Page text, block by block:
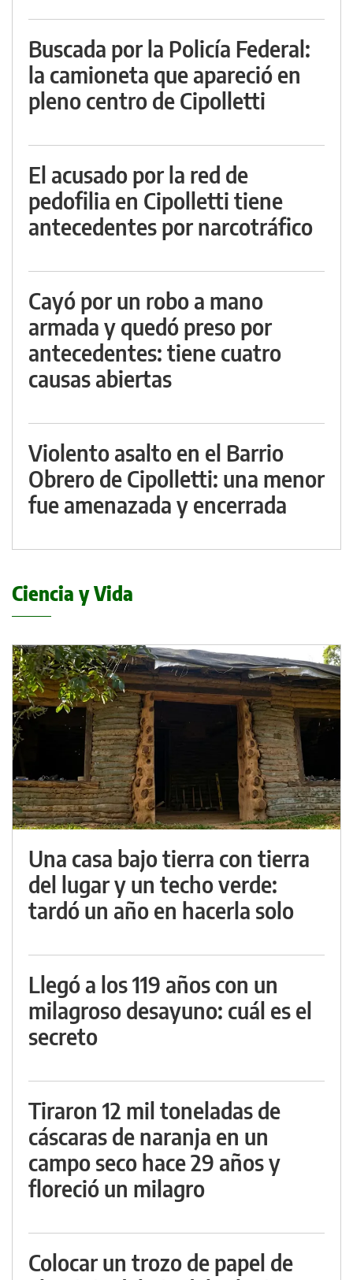
Buscada por la Policía Federal:
la camioneta que apareció en
pleno centro de Cipolletti
El acusado por la red de
pedofilia en Cipolletti tiene
antecedentes por narcotráfico
Cayó por un robo a mano
armada y quedó preso por
antecedentes: tiene cuatro
causas abiertas
Violento asalto en el Barrio
Obrero de Cipolletti: una menor
fue amenazada y encerrada
Ciencia y Vida
Una casa bajo tierra con tierra
del lugar y un techo verde:
tardó un año en hacerla solo
Llegó a los 119 años con un
milagroso desayuno: cuál es el
secreto
Tiraron 12 mil toneladas de
cáscaras de naranja en un
campo seco hace 29 años y
floreció un milagro
Colocar un trozo de papel de